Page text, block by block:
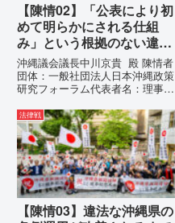
【陳情02】「公表により初
めて明らかにされる仕組
み」という根拠のない違法
運用の指摘と条例運用の停
止を求める陳情書
沖縄議会議長中川京貴 殿 陳情者
団体：一般社団法人日本沖縄政策
研究フォーラム代表者名：理事
市電 話：080- 「公表により初
めて明らかにされる仕組み」とい
う根拠のない違法運用の指摘と条
例運用の停止を求める陳情...
法律戦
【陳情03】違法な沖縄県の